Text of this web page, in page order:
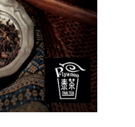
รถบัส
เดินทาง
ทัวร์
ที่พัก
สาระน่ารู้